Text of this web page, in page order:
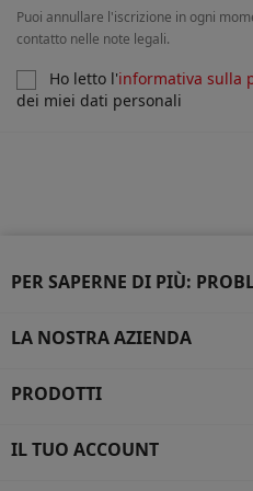
Puoi annullare l'iscrizione in ogni
contatto nelle note legali.
Ho letto l'informativa sulla
dei miei dati personali
PER SAPERNE DI PIÙ:
LA NOSTRA AZIENDA
PRODOTTI
IL TUO ACCOUNT